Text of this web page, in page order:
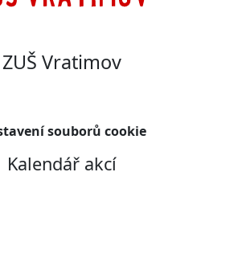
ZUŠ Vratimov
souborů cookie
Kalendář akcí